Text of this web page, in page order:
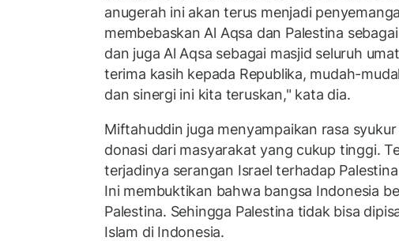
anugerah ini akan terus menjadi
membebaskan Al Aqsa dan Palestina
dan juga Al Aqsa sebagai masjid seluruh
terima kasih kepada Republika, mudah-
dan sinergi ini kita teruskan," kata dia.
Miftahuddin juga menyampaikan rasa
donasi dari masyarakat yang cukup tinggi.
terjadinya serangan Israel terhadap
Ini membuktikan bahwa bangsa Indonesia
Palestina. Sehingga Palestina tidak bisa
Islam di Indonesia.